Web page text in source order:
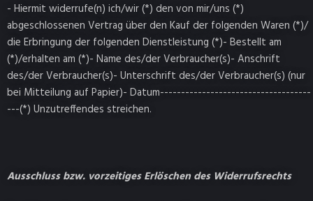
- Hiermit widerrufe(n) ich/wir (*) den von mir/uns (*)
abgeschlossenen Vertrag über den Kauf der folgenden Waren (*)/
die Erbringung der folgenden Dienstleistung (*)- Bestellt am
(*)/erhalten am (*)- Name des/der Verbraucher(s)- Anschrift
des/der Verbraucher(s)- Unterschrift des/der Verbraucher(s) (nur
bei Mitteilung auf Papier)- Datum------------------------------------
---(*) Unzutreffendes streichen.
Ausschluss bzw. vorzeitigesErlöschen des Widerrufsrechts